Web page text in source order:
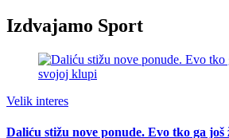
Izdvajamo Sport
Velik interes
Daliću stižu nove ponude. Evo tko ga